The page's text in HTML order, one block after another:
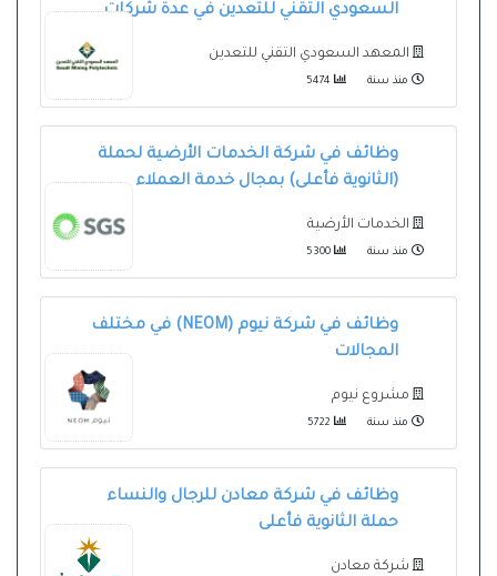
السعودي التقني للتعدين في عدة شركات
المعهد السعودي التقني للتعدين
منذ سنة
وظائف في شركة الخدمات الأرضية لحملة
(الثانوية فأعلى) بمجال خدمة العملاء
الخدمات الأرضية
منذ سنة
وظائف في شركة نيوم (NEOM) في مختلف
المجالات
مشروع نيوم
منذ سنة
وظائف في شركة معادن للرجال والنساء
حملة الثانوية فأعلى
شركة معادن